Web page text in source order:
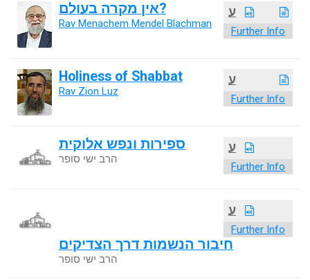
ע
Further Info
אין מקרה בעולם?
Rav Menachem Mendel Blachman
ע
Further Info
Holiness of Shabbat
Rav Zion Luz
ע
Further Info
ספירות ונפש אלוקית
הרב ישי סופר
ע
Further Info
חיבור הנשמות דרך הצדיקים
הרב ישי סופר